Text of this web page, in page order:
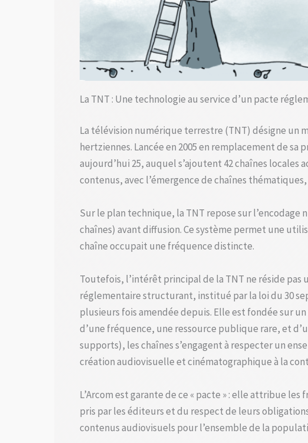
La TNT : Une technologie au service d’un pacte
La télévision numérique terrestre (TNT) désigne un
hertziennes. Lancée en 2005 en remplacement de
aujourd’hui 25, auquel s’ajoutent 42 chaînes
contenus, avec l’émergence de chaînes
Sur le plan technique, la TNT repose sur
chaînes) avant diffusion. Ce système permet une
chaîne occupait une fréquence distincte.
Toutefois, l’intérêt principal de la TNT ne réside pas
réglementaire structurant, institué par la loi du 30
plusieurs fois amendée depuis. Elle est fondée sur
d’une fréquence, une ressource publique rare, et
supports), les chaînes s’engagent à respecter un
création audiovisuelle et cinématographique à la
L’Arcom est garante de ce « pacte » : elle attribue
pris par les éditeurs et du respect de leurs
contenus audiovisuels pour l’ensemble de la